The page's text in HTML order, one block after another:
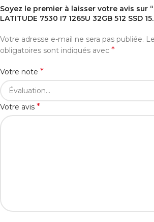
Soyez le premier à laisser votre avis sur
LATITUDE 7530 I7 1265U 32GB 512 SSD
Votre adresse e-mail ne sera pas publiée.
obligatoires sont indiqués avec *
Votre note *
Votre avis *